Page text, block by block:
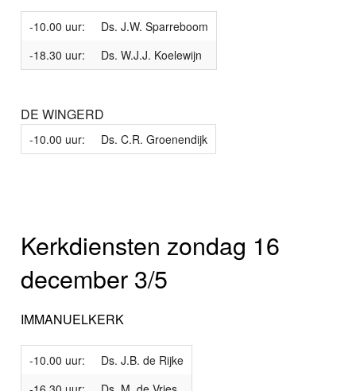
-10.00 uur:
Ds. J.W. Sparreboom
-18.30 uur:
Ds. W.J.J. Koelewijn
DE WINGERD
-10.00 uur: Ds. C.R. Groenendijk
Kerkdiensten zondag 16
december 3/5
IMMANUELKERK
-10.00 uur:
Ds. J.B. de Rijke